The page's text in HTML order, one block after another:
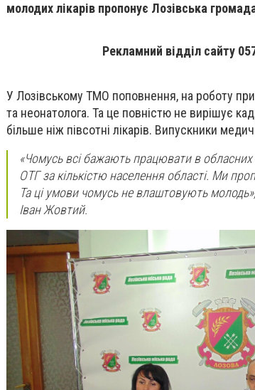
молодих лікарів пропонує Лозівська
Рекламний відділ сайту
У Лозівському ТМО поповнення, на роботу
та неонатолога. Та це повністю не вирішує
більше ніж півсотні лікарів. Випускники
«Чомусь всі бажають працювати в обласних
ОТГ за кількістю населення області. Ми
Та ці умови чомусь не влаштовують
Іван Жовтий.